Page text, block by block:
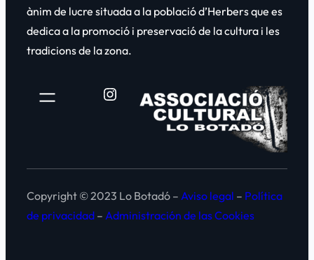
ànim de lucre situada a la població d’Herbers que es
dedica a la promoció i preservació de la cultura i les
tradicions de la zona.
Instagram
Copyright © 2023 Lo Botadó – Aviso legal – Política
de privacidad – Administración de las Cookies